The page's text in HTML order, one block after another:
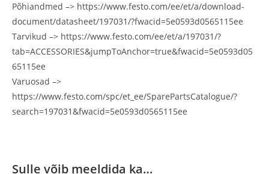
Põhiandmed –> https://www.festo.com/ee/et/a/download-
document/datasheet/197031/?fwacid=5e0593d0565115ee
Tarvikud –> https://www.festo.com/ee/et/a/197031/?
tab=ACCESSORIES&jumpToAnchor=true&fwacid=5e0593d05
65115ee
Varuosad –>
https://www.festo.com/spc/et_ee/SparePartsCatalogue/?
search=197031&fwacid=5e0593d0565115ee
Sulle võib meeldida ka…